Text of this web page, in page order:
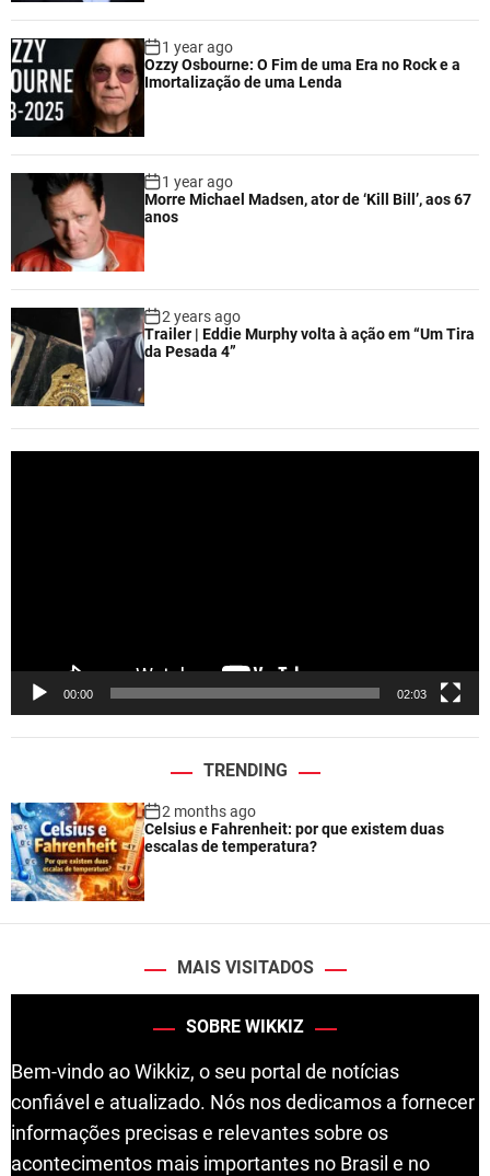
1 year ago
Ozzy Osbourne: O Fim de uma Era no Rock e a
Imortalização de uma Lenda
1 year ago
Morre Michael Madsen, ator de ‘Kill Bill’, aos 67
anos
2 years ago
Trailer | Eddie Murphy volta à ação em “Um Tira
da Pesada 4”
00:00 02:03
TRENDING
2 months ago
Celsius e Fahrenheit: por que existem duas
escalas de temperatura?
MAIS VISITADOS
SOBRE WIKKIZ
Bem-vindo ao Wikkiz, o seu portal de notícias
confiável e atualizado. Nós nos dedicamos a fornecer
informações precisas e relevantes sobre os
acontecimentos mais importantes no Brasil e no